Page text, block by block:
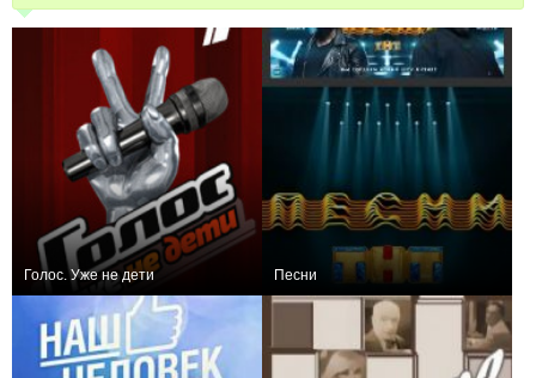
Голос. Уже не дети Песни